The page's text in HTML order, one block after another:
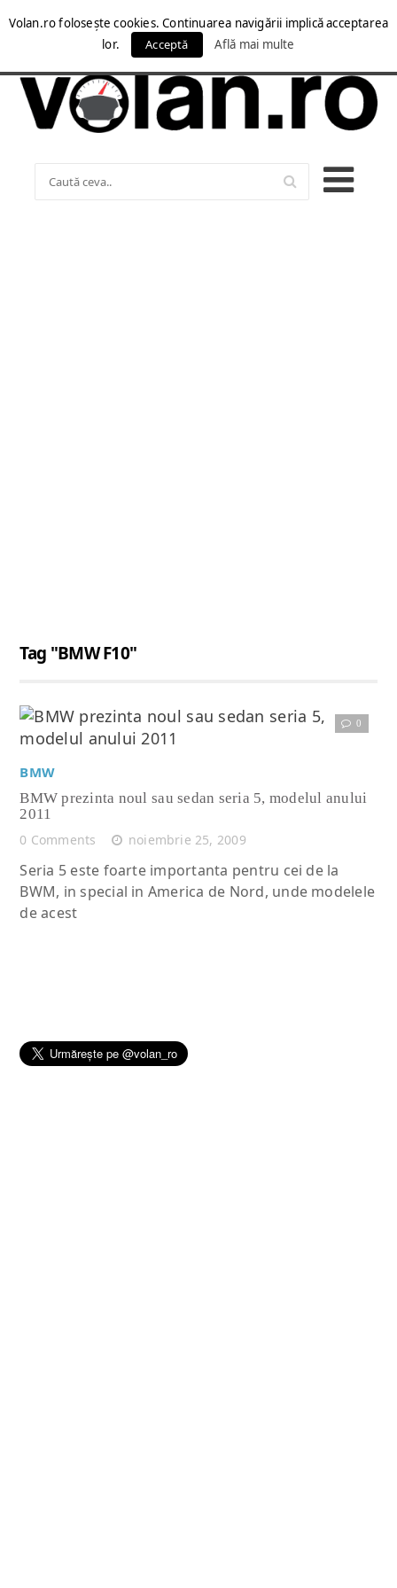
Tag "BMW F10"
0
Citește articolul complet
BMW
BMW prezinta noul sau sedan seria 5, modelul anului
2011
0 Comments
noiembrie 25, 2009
Seria 5 este foarte importanta pentru cei de la
BWM, in special in America de Nord, unde modelele
de acest
Volan.ro folosește cookies. Continuarea navigării implică acceptarea
lor.
Acceptă Află mai multe